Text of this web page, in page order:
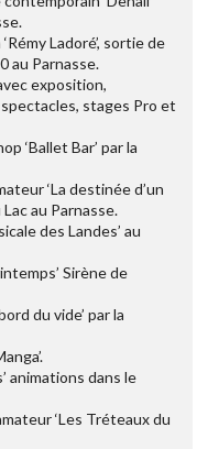
Ladoré’, sortie de
au Parnasse.
exposition,
stages Pro et
‘Ballet Bar’ par la
‘La destinée d’un
au Parnasse.
des Landes’ au
Sirène de
du vide’ par la
animations dans le
‘Les Tréteaux du